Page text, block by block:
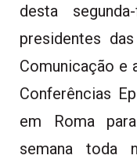
desta
presidentes
Comunicação e
Conferências
em Roma
semana toda